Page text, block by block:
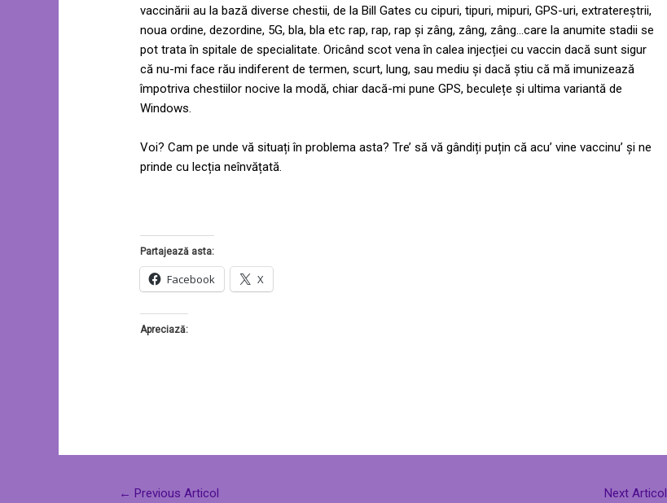
vaccinării au la bază diverse chestii, de la Bill Gates cu cipuri, tipuri, mipuri, GPS-uri, extratereștrii,
noua ordine, dezordine, 5G, bla, bla etc rap, rap, rap și zâng, zâng, zâng…care la anumite stadii se
pot trata în spitale de specialitate. Oricând scot vena în calea injecției cu vaccin dacă sunt sigur
că nu-mi face rău indiferent de termen, scurt, lung, sau mediu și dacă știu că mă imunizează
împotriva chestiilor nocive la modă, chiar dacă-mi pune GPS, beculețe și ultima variantă de
Windows.
Voi? Cam pe unde vă situați în problema asta? Tre’ să vă gândiți puțin că acu’ vine vaccinu’ și ne
prinde cu lecția neînvățată.
Partajează asta:
Facebook X
Apreciază:
← Previous Articol Next Articol